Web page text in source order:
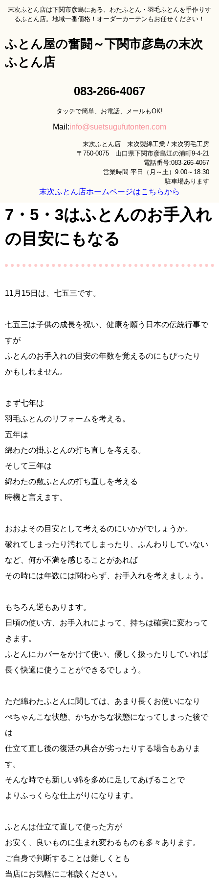
ふとん屋の奮闘～下関市彦島の末次
ふとん店
末次ふとん店は下関市彦島にある、わたふとん・羽毛ふとんを手作りす
るふとん店。地域一番価格！オーダーカーテンもお任せください！
083-266-4067
タッチで簡単、お電話、メールもOK!
Mail:info@suetsugufutonten.com
末次ふとん店 末次製綿工業 / 末次羽毛工房
〒750-0075 山口県下関市彦島江の浦町9-4-21
電話番号:083-266-4067
営業時間 平日（月～土）9:00～18:30
駐車場あります
末次ふとん店ホームページはこちらから
7・5・3はふとんのお手入れ
の目安にもなる
11月15日は、七五三です。
七五三は子供の成長を祝い、健康を願う日本の伝統行事で
すが
ふとんのお手入れの目安の年数を覚えるのにもぴったり
かもしれません。
まず七年は
羽毛ふとんのリフォームを考える。
五年は
綿わたの掛ふとんの打ち直しを考える。
そして三年は
綿わたの敷ふとんの打ち直しを考える
時機と言えます。
おおよその目安として考えるのにいかがでしょうか。
破れてしまったり汚れてしまったり、ふんわりしていない
など、何か不満を感じることがあれば
その時には年数には関わらず、お手入れを考えましょう。
もちろん逆もあります。
日頃の使い方、お手入れによって、持ちは確実に変わって
きます。
ふとんにカバーをかけて使い、優しく扱ったりしていれば
長く快適に使うことができるでしょう。
ただ綿わたふとんに関しては、あまり長くお使いになり
ぺちゃんこな状態、かちかちな状態になってしまった後で
は
仕立て直し後の復活の具合が劣ったりする場合もありま
す。
そんな時でも新しい綿を多めに足してあげることで
よりふっくらな仕上がりになります。
ふとんは仕立て直して使った方が
お安く、良いものに生まれ変わるものも多々あります。
ご自身で判断することは難しくとも
当店にお気軽にご相談ください。